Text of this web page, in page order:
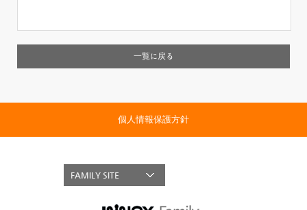
一覧に戻る
個人情報保護方針
FAMILY SITE